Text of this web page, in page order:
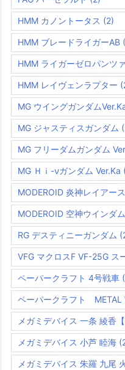
HMM カノントータス (2)
HMM ブレードライガーAB
HMM ライガーゼロパンツ
HMM レイヴェンラプター
MG ウイングガンダム
MG ジャスティスガンダム
MG フリーダムガンダム
MG Ｈｉ-νガンダム Ver.Ka
MODEROID 炎神レイアース
MODEROID 空神ウインダム
RG デスティニーガンダム
VFG マクロスF VF-25G ス
ペーパークラフト 4号戦車
ペーパークラフト METAL
メガミデバイス 一条 綾香【
メガミデバイス 小芦 睦海
メガミデバイス 朱羅 九尾